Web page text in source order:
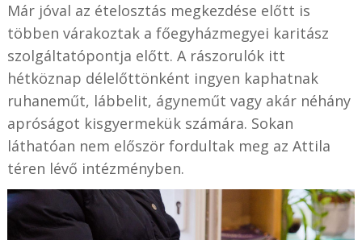
Már jóval az ételosztás megkezdése előtt is
többen várakoztak a főegyházmegyei karitász
szolgáltatópontja előtt. A rászorulók itt
hétköznap délelőttönként ingyen kaphatnak
ruhaneműt, lábbelit, ágyneműt vagy akár néhány
apróságot kisgyermekük számára. Sokan
láthatóan nem először fordultak meg az Attila
téren lévő intézményben.